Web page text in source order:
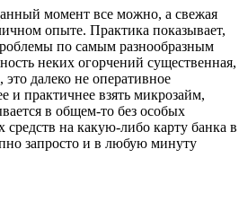
момент все можно, а свежая
опыте. Практика показывает,
по самым разнообразным
неких огорчений существенная,
далеко не оперативное
и практичнее взять микрозайм,
в общем-то без особых
на какую-либо карту банка в
запросто и в любую минуту